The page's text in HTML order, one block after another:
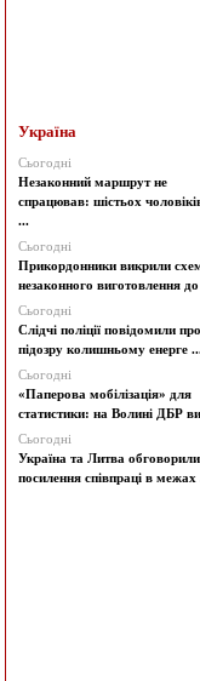
Україна
Сьогодні
Незаконний маршрут не
спрацював: шістьох
...
Сьогодні
Прикордонники викрили
незаконного виготовлення
Сьогодні
Слідчі поліції повідомили про
підозру колишньому енерге
Сьогодні
«Паперова мобілізація» для
статистики: на Волині ДБР
Сьогодні
Україна та Литва обговорили
посилення співпраці в межах